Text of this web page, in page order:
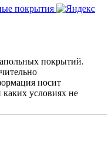
покрытия
покрытий.
носит
условиях не